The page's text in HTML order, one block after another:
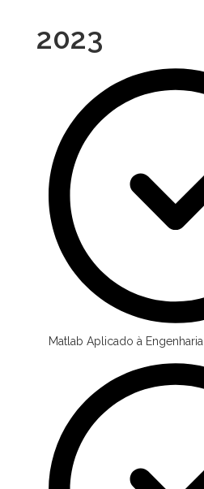
2023
Matlab Aplicado à Engenharia